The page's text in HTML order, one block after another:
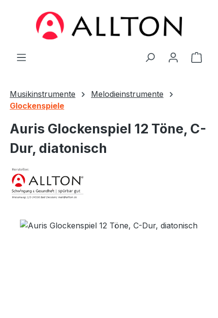
Zum Hauptinhalt springen
Musikinstrumente
Melodieinstrumente
Glockenspiele
Auris Glockenspiel 12 Töne, C-
Dur, diatonisch
Bildergalerie überspringen